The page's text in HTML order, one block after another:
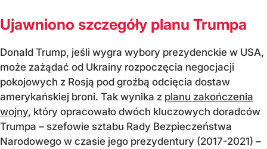
Ujawniono szczegóły planu Trumpa
Donald Trump, jeśli wygra wybory prezydenckie w USA,
może zażądać od Ukrainy rozpoczęcia negocjacji
pokojowych z Rosją pod groźbą odcięcia dostaw
amerykańskiej broni. Tak wynika z planu zakończenia
wojny, który opracowało dwóch kluczowych doradców
Trumpa – szefowie sztabu Rady Bezpieczeństwa
Narodowego w czasie jego prezydentury (2017-2021) –